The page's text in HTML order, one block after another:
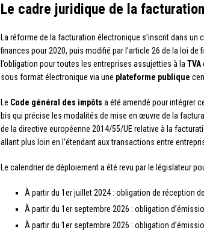
Le cadre juridique de la
La réforme de la facturation électronique s’inscrit dans un
finances pour 2020, puis modifié par l’article 26 de la loi
l’obligation pour toutes les entreprises assujetties à la TVA
sous format électronique via une plateforme publique
Le Code général des impôts a été amendé pour intégrer
bis qui précise les modalités de mise en œuvre de la
de la directive européenne 2014/55/UE relative à la
allant plus loin en l’étendant aux transactions entre
Le calendrier de déploiement a été revu par le législateur
À partir du 1er juillet 2024 : obligation de réception
À partir du 1er septembre 2026 : obligation
À partir du 1er septembre 2026 : obligation